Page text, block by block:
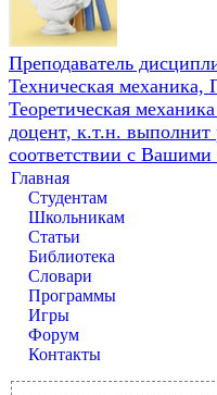
Преподаватель
Техническая механика,
Теоретическая
доцент, к.т.н. выполнит
соответствии с Вашими
Главная
Студентам
Школьникам
Статьи
Библиотека
Словари
Программы
Игры
Форум
Контакты